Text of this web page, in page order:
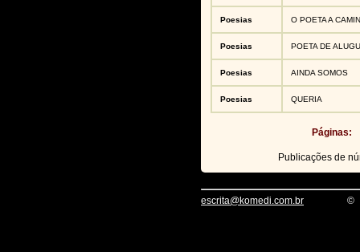
Poesias O POETA A
Poesias POETA DE
Poesias AINDA SOMOS
Poesias QUERIA
Páginas:
Publicações de
escrita@komedi.com.br ©